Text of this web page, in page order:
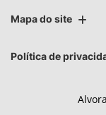
Mapa do site
Política de